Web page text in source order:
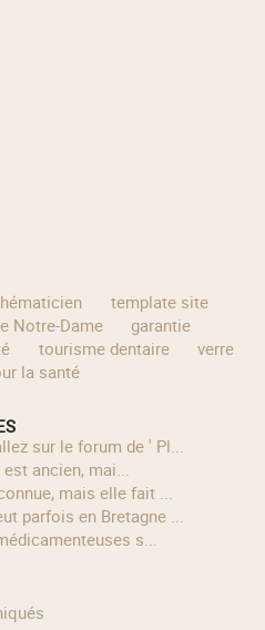
template site
Notre-Dame
garantie
tourisme dentaire
verre
la santé
sur le forum de ' Pl...
ancien, mai...
mais elle fait ...
parfois en Bretagne ...
s...